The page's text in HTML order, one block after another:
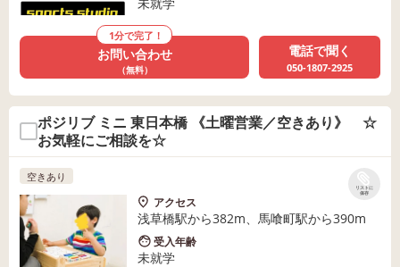
1分で完了！
お問い合わせ
（無料）
電話で聞く
050-1807-2925
ポジリブ ミニ 東日本橋 《土曜営業／空きあり》 ☆
お気軽にご相談を☆
リストに
保存
空きあり
アクセス
浅草橋駅から382m、馬喰町駅から390m
受入年齢
未就学